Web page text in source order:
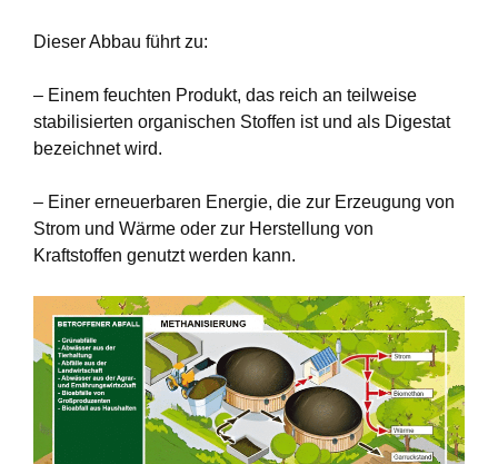
Dieser Abbau führt zu:
– Einem feuchten Produkt, das reich an teilweise
stabilisierten organischen Stoffen ist und als Digestat
bezeichnet wird.
– Einer erneuerbaren Energie, die zur Erzeugung von
Strom und Wärme oder zur Herstellung von
Kraftstoffen genutzt werden kann.